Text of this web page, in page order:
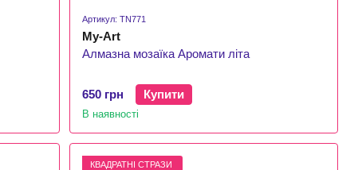
Артикул: TN771
My-Art
Алмазна мозаїка Аромати літа
650 грн Купити
В наявності
КВАДРАТНІ СТРАЗИ